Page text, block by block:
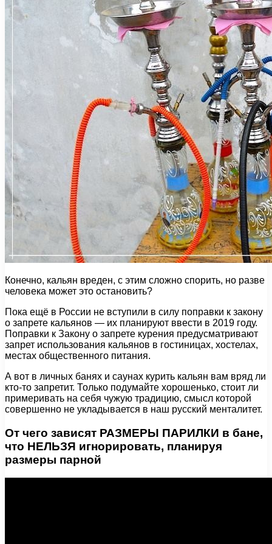
Конечно, кальян вреден, с этим сложно спорить, но разве
человека может это остановить?
Пока ещё в России не вступили в силу поправки к закону
о запрете кальянов — их планируют ввести в 2019 году.
Поправки к Закону о запрете курения предусматривают
запрет использования кальянов в гостиницах, хостелах,
местах общественного питания.
А вот в личных банях и саунах курить кальян вам вряд ли
кто-то запретит. Только подумайте хорошенько, стоит ли
примеривать на себя чужую традицию, смысл которой
совершенно не укладывается в наш русский менталитет.
От чего зависят РАЗМЕРЫ ПАРИЛКИ в бане,
что НЕЛЬЗЯ игнорировать, планируя
размеры парной